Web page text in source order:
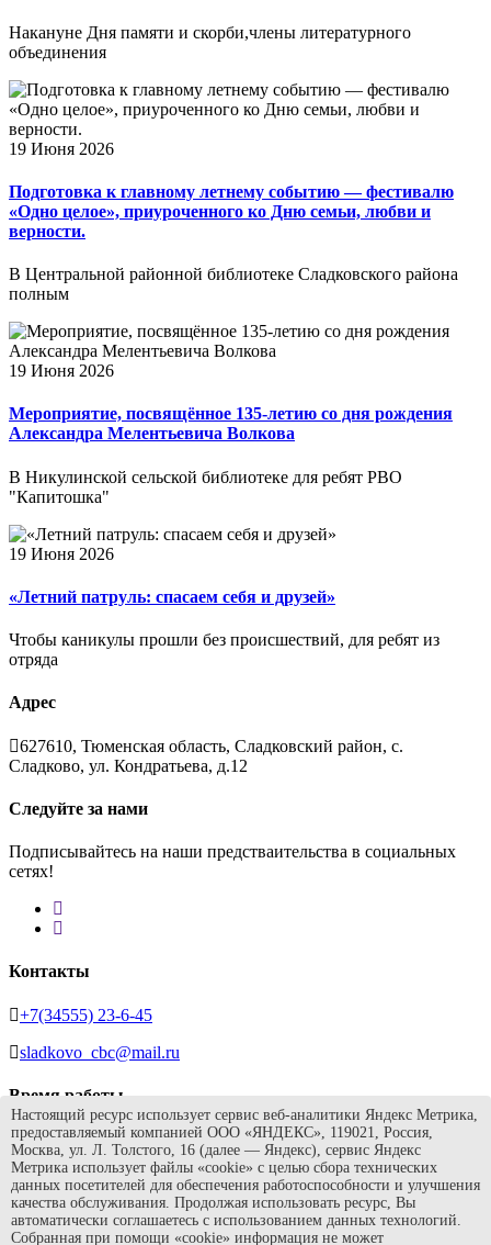
Накануне Дня памяти и скорби,члены литературного
объединения
19 Июня 2026
Подготовка к главному летнему событию — фестивалю
«Одно целое», приуроченного ко Дню семьи, любви и
верности.
В Центральной районной библиотеке Сладковского района
полным
19 Июня 2026
Мероприятие, посвящённое 135-летию со дня рождения
Александра Мелентьевича Волкова
В Никулинской сельской библиотеке для ребят РВО
"Капитошка"
19 Июня 2026
«Летний патруль: спасаем себя и друзей»
Чтобы каникулы прошли без происшествий, для ребят из
отряда
Адрес
627610, Тюменская область, Сладковский район, с.
Сладково, ул. Кондратьева, д.12
Следуйте за нами
Подписывайтесь на наши предстваительства в социальных
сетях!
Контакты
+7(34555) 23-6-45
sladkovo_cbc@mail.ru
Время работы
Ежедневно с 9.00 до 19.00, без перерыва
Суббота с 9.00 до 17.00, перерыв с 12.00 до 13.00
Воскресенье - выходной
Настоящий ресурс использует сервис веб-аналитики Яндекс Метрика,
предоставляемый компанией ООО «ЯНДЕКС», 119021, Россия,
Москва, ул. Л. Толстого, 16 (далее — Яндекс), сервис Яндекс
Метрика использует файлы «cookie» с целью сбора технических
данных посетителей для обеспечения работоспособности и улучшения
качества обслуживания. Продолжая использовать ресурс, Вы
автоматически соглашаетесь с использованием данных технологий.
Собранная при помощи «cookie» информация не может